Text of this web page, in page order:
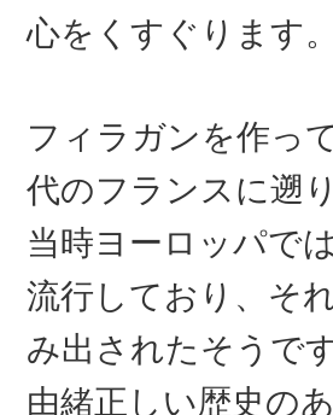
心をくすぐります。
フィラガンを作っ
代のフランスに遡
当時ヨーロッパで
流行しており、そ
み出されたそうです
由緒正しい歴史の